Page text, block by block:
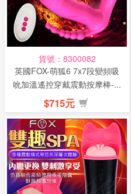
貨號：8300082
英國FOX-萌狐6 7x7段變頻吸
吮加溫遙控穿戴震動按摩棒-...
$715元